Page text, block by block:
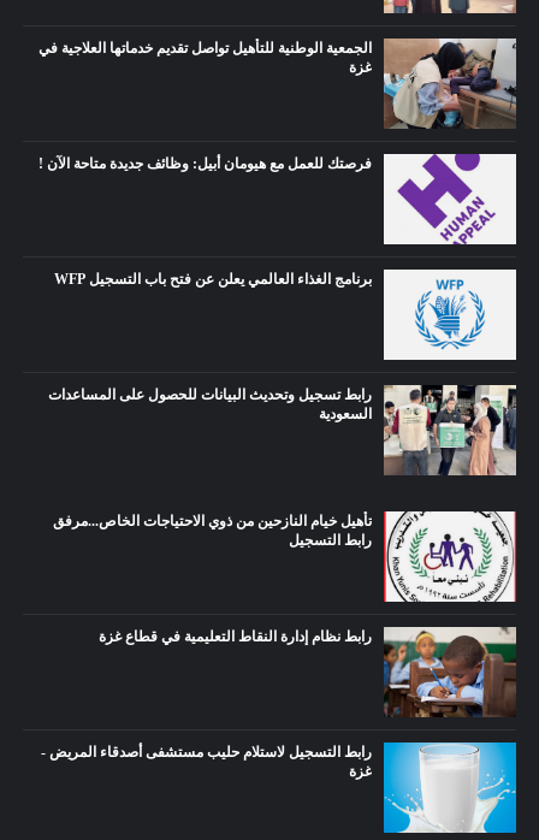
الجمعية الوطنية للتأهيل تواصل تقديم خدماتها العلاجية في
غزة
فرصتك للعمل مع هيومان أبيل: وظائف جديدة متاحة الآن !
برنامج الغذاء العالمي يعلن عن فتح باب التسجيل WFP
رابط تسجيل وتحديث البيانات للحصول على المساعدات
السعودية
تأهيل خيام النازحين من ذوي الاحتياجات الخاص...مرفق
رابط التسجيل
رابط نظام إدارة النقاط التعليمية في قطاع غزة
رابط التسجيل لاستلام حليب مستشفى أصدقاء المريض -
غزة